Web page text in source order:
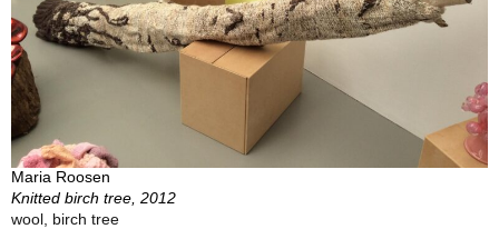
Maria Roosen
Knitted birch tree, 2012
wool, birch tree